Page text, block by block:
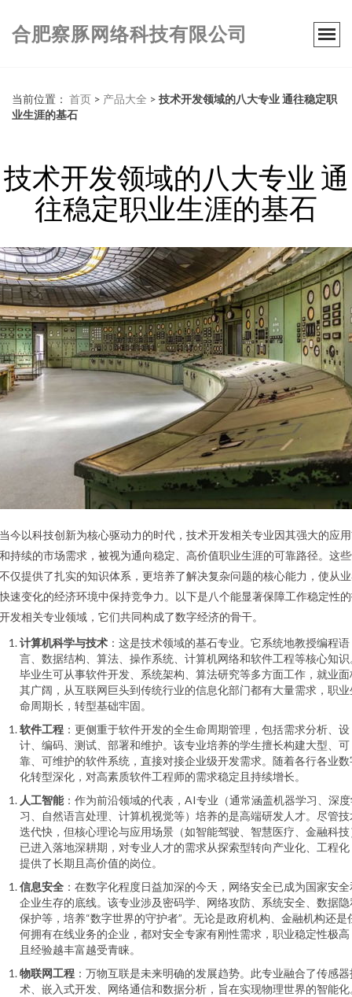
合肥察豚网络科技有限公司
当前位置： 首页 > 产品大全 > 技术开发领域的八大专业 通往稳定职
业生涯的基石
技术开发领域的八大专业 通
往稳定职业生涯的基石
今以科技创新为核心驱动力的时代，技术开发相关专业因其强大的应
持续的市场需求，被视为通向稳定、高价值职业生涯的可靠路径。这
仅提供了扎实的知识体系，更培养了解决复杂问题的核心能力，使从
速变化的经济环境中保持竞争力。以下是八个能显著保障工作稳定性
发相关专业领域，它们共同构成了数字经济的骨干。
计算机科学与技术 ：这是技术领域的基石专业。它系统地教授编程语
言、数据结构、算法、操作系统、计算机网络和软件工程等核心知识
毕业生可从事软件开发、系统架构、算法研究等多方面工作，就业面
其广阔，从互联网巨头到传统行业的信息化部门都有大量需求，职业
命周期长，转型基础牢固。
软件工程 ：更侧重于软件开发的全生命周期管理，包括需求分析、设
计、编码、测试、部署和维护。该专业培养的学生擅长构建大型、可
靠、可维护的软件系统，直接对接企业级开发需求。随着各行各业数
化转型深化，对高素质软件工程师的需求稳定且持续增长。
人工智能：作为前沿领域的代表，AI专业（通常涵盖机器学习、深
习、自然语言处理、计算机视觉等）培养的是高端研发人才。尽管技
迭代快，但核心理论与应用场景（如智能驾驶、智慧医疗、金融科技
已进入落地深耕期，对专业人才的需求从探索型转向产业化、工程化
提供了长期且高价值的岗位。
信息安全 ：在数字化程度日益加深的今天，网络安全已成为国家安全
企业生存的底线。该专业涉及密码学、网络攻防、系统安全、数据隐
保护等，培养“数字世界的守护者”。无论是政府机构、金融机构还是
何拥有在线业务的企业，都对安全专家有刚性需求，职业稳定性极高
且经验越丰富越受青睐。
物联网工程 ：万物互联是未来明确的发展趋势。此专业融合了传感器
术、嵌入式开发、网络通信和数据分析，旨在实现物理世界的智能化